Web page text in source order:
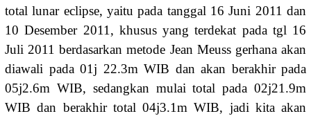
total lunar eclipse, yaitu pada tanggal 16 Juni 2011 dan
10 Desember 2011, khusus yang terdekat pada tgl 16
Juli 2011 berdasarkan metode Jean Meuss gerhana akan
diawali pada 01j 22.3m WIB dan akan berakhir pada
05j2.6m WIB, sedangkan mulai total pada 02j21.9m
WIB dan berakhir total 04j3.1m WIB, jadi kita akan